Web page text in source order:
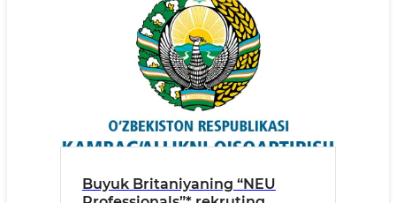
Buyuk Britaniyaning “NEU